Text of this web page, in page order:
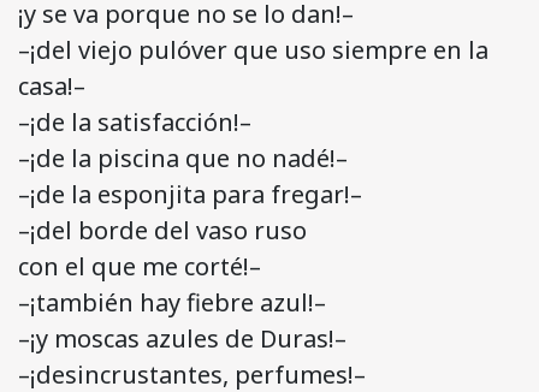
¡y se va porque no se lo dan!–
–¡del viejo pulóver que uso siempre en la
casa!–
–¡de la satisfacción!–
–¡de la piscina que no nadé!–
–¡de la esponjita para fregar!–
–¡del borde del vaso ruso
con el que me corté!–
–¡también hay fiebre azul!–
–¡y moscas azules de Duras!–
–¡desincrustantes, perfumes!–